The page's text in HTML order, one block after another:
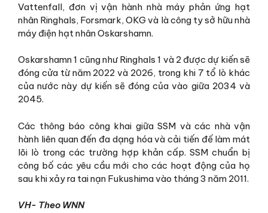
Vattenfall, đơn vị vận hành nhà máy phản ứng hạt
nhân Ringhals, Forsmark, OKG và là công ty sở hữu nhà
máy điện hạt nhân Oskarshamn.
Oskarshamn 1 cũng như Ringhals 1 và 2 được dự kiến sẽ
đóng cửa từ năm 2022 và 2026, trong khi 7 tổ lò khác
của nước này dự kiến sẽ đóng của vào giữa 2034 và
2045.
Các thông báo công khai giữa SSM và các nhà vận
hành liên quan đến đa dạng hóa và cải tiến đế làm mát
lõi lò trong các trường hợp khản cấp. SSM chuẩn bị
công bố các yêu cầu mới cho các hoạt động của họ
sau khi xảy ra tai nạn Fukushima vào tháng 3 năm 2011.
VH- Theo WNN